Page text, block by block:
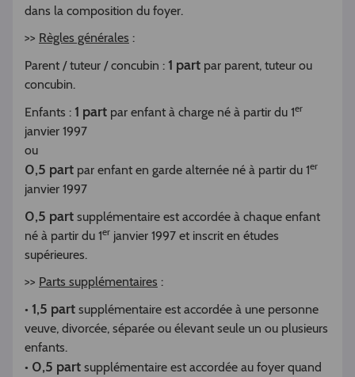
dans la composition du foyer.
>> Règles générales :
Parent / tuteur / concubin : 1 part par parent, tuteur ou
concubin.
Enfants : 1 part par enfant à charge né à partir du 1er
janvier 1997
ou
0,5 part par enfant en garde alternée né à partir du 1er
janvier 1997
0,5 part supplémentaire est accordée à chaque enfant
né à partir du 1er janvier 1997 et inscrit en études
supérieures.
>> Parts supplémentaires :
• 1,5 part supplémentaire est accordée à une personne
veuve, divorcée, séparée ou élevant seule un ou plusieurs
enfants.
• 0,5 part supplémentaire est accordée au foyer quand